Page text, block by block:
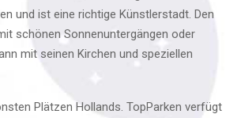
und ist eine richtige Künstlerstadt. Den
schönen Sonnenuntergängen oder
mit seinen Kirchen und speziellen
Plätzen Hollands. TopParken verfügt